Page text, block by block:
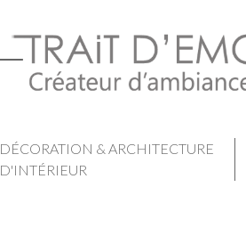
DÉCORATION & ARCHITECTURE
D'INTÉRIEUR